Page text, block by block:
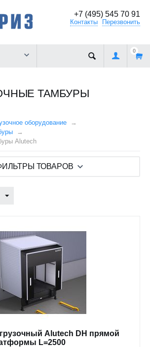
+7 (495) 545 70 91
Контакты Перезвонить
0
ТАМБУРЫ
оборудование
Alutech
ТОВАРОВ
Alutech DH прямой
L=2500